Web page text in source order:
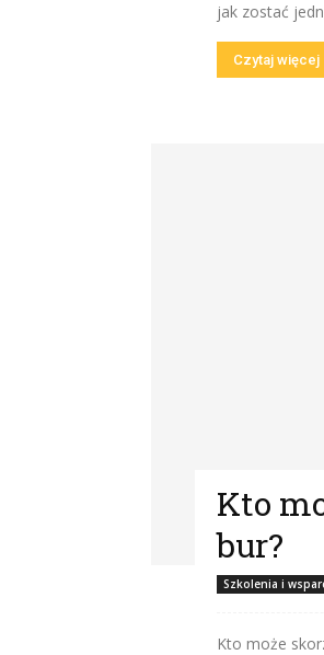
jak zostać
Czytaj więcej
Kto
bur?
Szkolenia i
Kto może